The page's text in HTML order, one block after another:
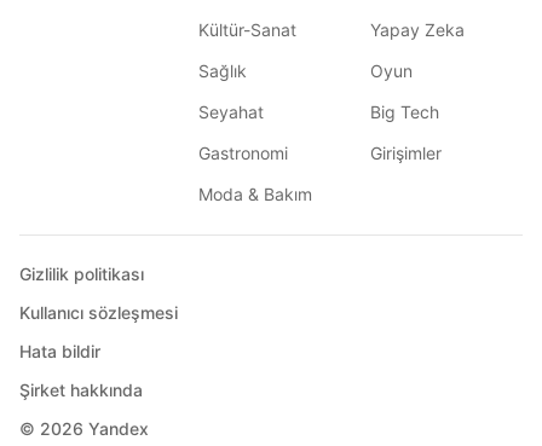
Kültür-Sanat
Sağlık
Seyahat
Gastronomi
Moda & Bakım
Yapay Zeka
Oyun
Big Tech
Girişimler
© 2026 Yandex
Gizlilik politikası
Kullanıcı sözleşmesi
Hata bildir
Şirket hakkında